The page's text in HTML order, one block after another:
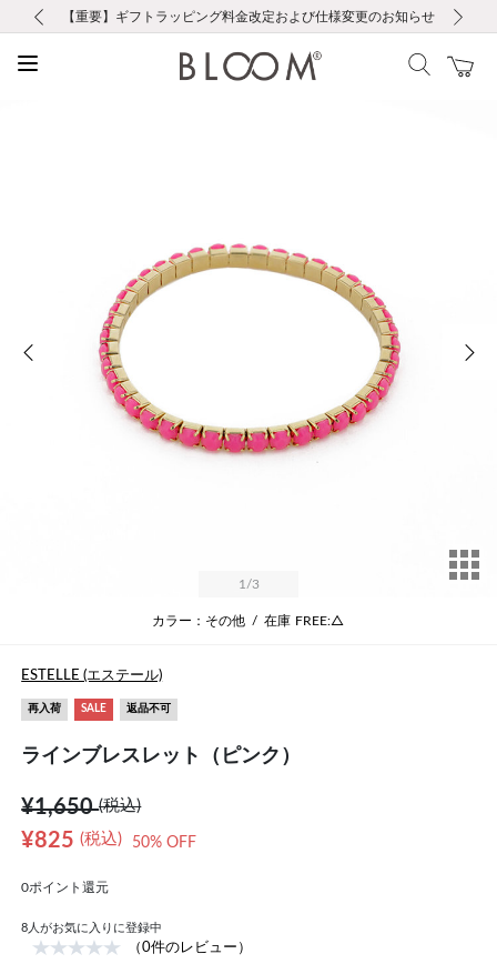
お修理・アフターサービスのご案内
【重要】令和８年熊本地震に伴う集配への影響について
【重要】ギフトラッピング料金改定および仕様変更のお知らせ
【重要】夏季休業の営業についてのご案内
税込5,500円以上で送料無料｜最短24時間以内に発送
新規会員登録で1000ポイントプレゼント！
新規LINE友だち登録で500円クーポンプレゼント
会員限定！レビュー投稿で100ポイントプレゼント
お修理・アフターサービスのご案内
【重要】令和８年熊本地震に伴う集配への影響について
1 /3
カラー：その他 / 在庫 FREE:△
ESTELLE (エステール)
再入荷 SALE 返品不可
ラインブレスレット（ピンク）
¥1,650(税込)
¥825(税込) 50% OFF
0ポイント還元
8 人がお気に入りに登録中
（0件のレビュー）